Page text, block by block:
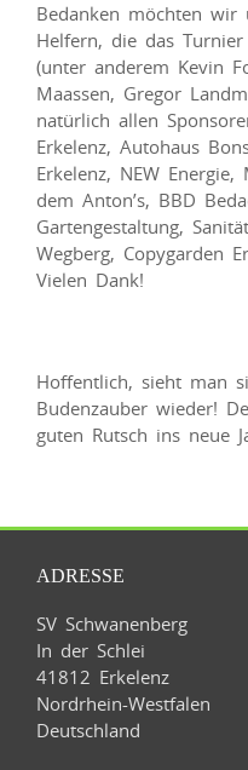
Bedanken möchten wir
Helfern, die das
(unter anderem Kevin
Maassen, Gregor
natürlich allen
Erkelenz, Autohaus
Erkelenz, NEW Energie,
dem Anton’s, BBD
Gartengestaltung,
Wegberg, Copygarden
Vielen Dank!
Hoffentlich, sieht man
Budenzauber wieder!
guten Rutsch ins neue
ADRESSE
SV Schwanenberg
In der Schlei
41812 Erkelenz
Nordrhein-Westfalen
Deutschland